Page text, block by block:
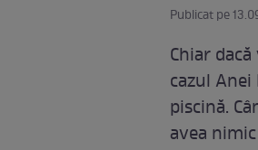
Publicat pe
Chiar
cazul
piscină.
avea